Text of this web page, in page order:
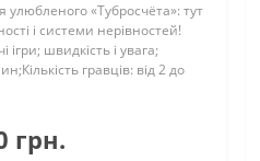
«Тубросчёта»: тут
і системи нерівностей!
ігри; швидкість і увага;
гравців: від 2 до
грн.